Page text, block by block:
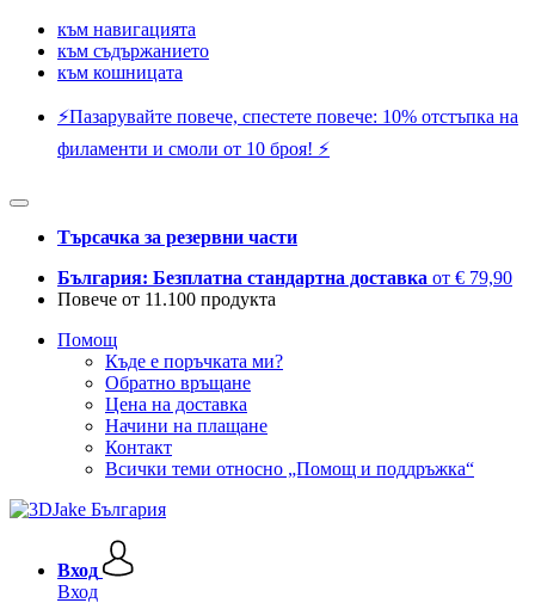
към навигацията
към съдържанието
към кошницата
⚡️Пазарувайте повече, спестете повече: 10% отстъпка на
филаменти и смоли от 10 броя! ⚡️
Търсачка за резервни части
България: Безплатна стандартна доставка от € 79,90
Повече от 11.100 продукта
Помощ
Къде е поръчката ми?
Обратно връщане
Цена на доставка
Начини на плащане
Контакт
Всички теми относно „Помощ и поддръжка“
Вход
Вход